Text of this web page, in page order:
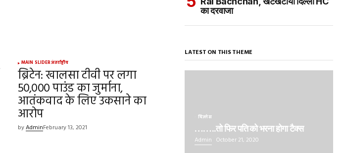
MAIN SLIDERअंतर्राष्ट्रीय
ब्रिटेन: खालसा टीवी पर लगा
50,000 पाउंड का जुर्माना,
आतंकवाद के लिए उकसाने का
आरोप
byAdminFebruary 13, 2021
का दरवाजा
LATEST ON THIS THEME
बिज़नेस
……..तो फिर पति को भरना होगा टैक्स
Admin October 21, 2020